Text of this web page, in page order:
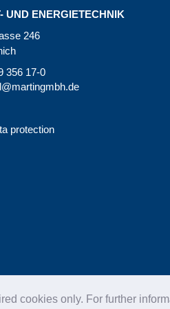
cookies only. For further
UND ENERGIETECHNIK
246
356 17-0
protection